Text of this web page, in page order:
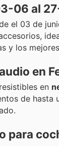
06 al
el 03 de
y los
en
en
de
para